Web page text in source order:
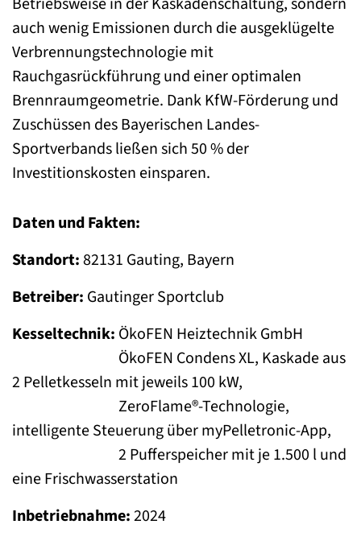
auch wenig Emissionen durch die ausgeklügelte
Verbrennungstechnologie mit
Rauchgasrückführung und einer optimalen
Brennraumgeometrie. Dank KfW-Förderung und
Zuschüssen des Bayerischen Landes-
Sportverbands ließen sich 50 % der
Investitionskosten einsparen.
Daten und Fakten:
Standort:82131 Gauting, Bayern
Betreiber: Gautinger Sportclub
Kesseltechnik: ÖkoFEN Heiztechnik GmbH
ÖkoFEN Condens XL, Kaskade aus
2 Pelletkesseln mit jeweils 100 kW,
ZeroFlame®-Technologie,
intelligente Steuerung über myPelletronic-App,
2 Pufferspeicher mit je 1.500 l und
eine Frischwasserstation
Inbetriebnahme:2024